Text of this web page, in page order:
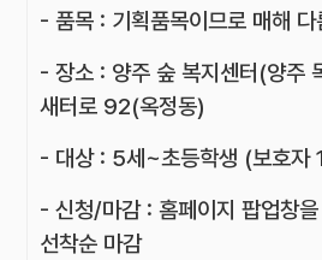
- 품목 : 기획품목이므로 매해 다
- 장소 : 양주 숲 복지센터(양주
새터로 92(옥정동)
- 대상 : 5세~초등학생 (보호자
- 신청/마감 : 홈페이지 팝업창을
선착순 마감